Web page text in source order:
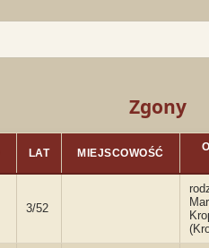
Zgony
LAT MIEJSCOWOŚĆ
3/52